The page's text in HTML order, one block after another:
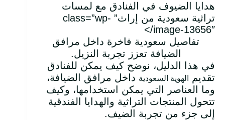
هدايا الضيوف في الفنادق مع لمسات
تراثية سعودية من إراث” class=”wp-
image-13656″/>
تفاصيل سعودية فاخرة داخل مرافق
الضيافة تعزز تجربة النزيل.
في هذا الدليل، نوضح كيف يمكن للفنادق
تقديم
الهوية السعودية داخل مرافق الضيافة،
وما العناصر التي يمكن استخدامها، وكيف
تتحول المنتجات التراثية والهدايا الفندقية
إلى جزء من تجربة الضيف.